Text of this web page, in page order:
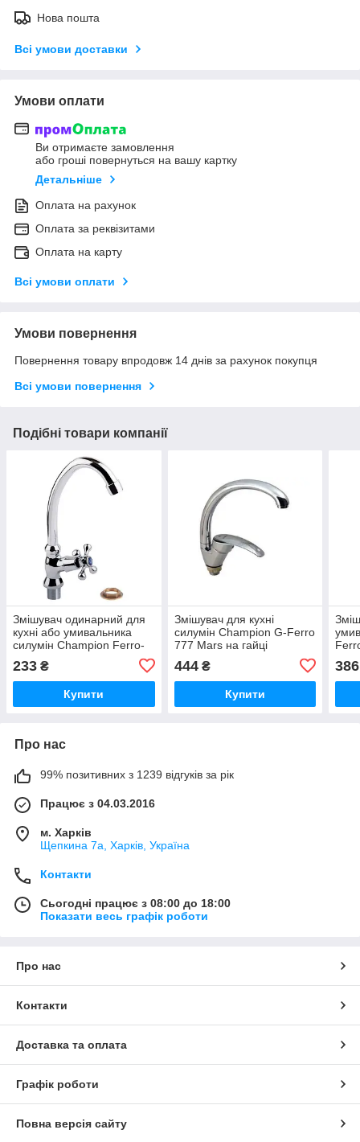
Нова пошта
Всі умови доставки
Умови оплати
Ви отримаєте замовлення
або гроші повернуться на вашу картку
Детальніше
Оплата на рахунок
Оплата за реквізитами
Оплата на карту
Всі умови оплати
Умови повернення
Повернення товару впродовж 14 днів за рахунок покупця
Всі умови повернення
Подібні товари компанії
Змішувач одинарний для
кухні або умивальника
силумін Champion Ferro-
233 ₴
Купити
Змішувач для кухні
силумін Champion G-Ferro
777 Mars на гайці
444₴
Купити
386
Про нас
99% позитивних з 1239 відгуків за рік
Працює з 04.03.2016
м. Харків
Щепкина 7а, Харків, Україна
Контакти
Сьогодні працює з 08:00 до 18:00
Показати весь графік роботи
Про нас
Контакти
Доставка та оплата
Графік роботи
Повна версія сайту